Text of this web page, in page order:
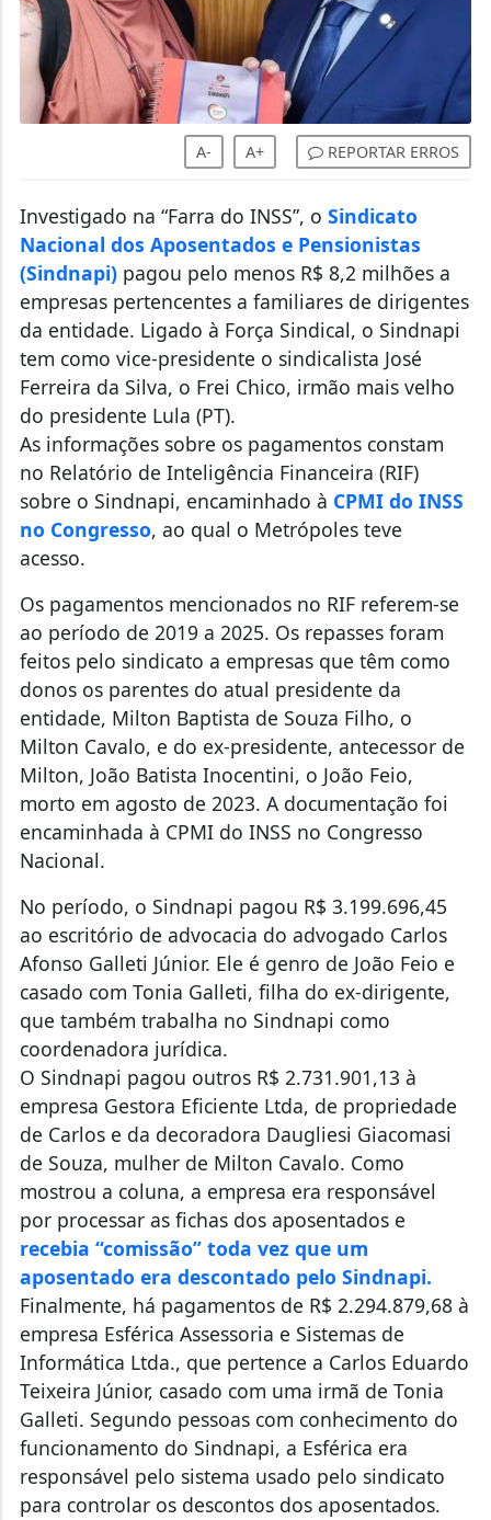
A- A+ REPORTAR ERROS
Investigado na “Farra do INSS”, o Sindicato
Nacional dos Aposentados e Pensionistas
(Sindnapi)pagou pelo menos R$ 8,2 milhões a
empresas pertencentes a familiares de dirigentes
da entidade. Ligado à Força Sindical, o Sindnapi
tem como vice-presidente o sindicalista José
Ferreira da Silva, o Frei Chico, irmão mais velho
do presidente Lula (PT).
As informações sobre os pagamentos constam
no Relatório de Inteligência Financeira (RIF)
sobre o Sindnapi, encaminhado à CPMI do INSS
no Congresso, ao qual o Metrópoles teve
acesso.
Os pagamentos mencionados no RIF referem-se
ao período de 2019 a 2025. Os repasses foram
feitos pelo sindicato a empresas que têm como
donos os parentes do atual presidente da
entidade, Milton Baptista de Souza Filho, o
Milton Cavalo, e do ex-presidente, antecessor de
Milton, João Batista Inocentini, o João Feio,
morto em agosto de 2023. A documentação foi
encaminhada à CPMI do INSS no Congresso
Nacional.
No período, o Sindnapi pagou R$ 3.199.696,45
ao escritório de advocacia do advogado Carlos
Afonso Galleti Júnior. Ele é genro de João Feio e
casado com Tonia Galleti, filha do ex-dirigente,
que também trabalha no Sindnapi como
coordenadora jurídica.
O Sindnapi pagou outros R$ 2.731.901,13 à
empresa Gestora Eficiente Ltda, de propriedade
de Carlos e da decoradora Daugliesi Giacomasi
de Souza, mulher de Milton Cavalo. Como
mostrou a coluna, a empresa era responsável
por processar as fichas dos aposentados e
recebia “comissão” toda vez que um
aposentado era descontado pelo Sindnapi.
Finalmente, há pagamentos de R$ 2.294.879,68 à
empresa Esférica Assessoria e Sistemas de
Informática Ltda., que pertence a Carlos Eduardo
Teixeira Júnior, casado com uma irmã de Tonia
Galleti. Segundo pessoas com conhecimento do
funcionamento do Sindnapi, a Esférica era
responsável pelo sistema usado pelo sindicato
para controlar os descontos dos aposentados.